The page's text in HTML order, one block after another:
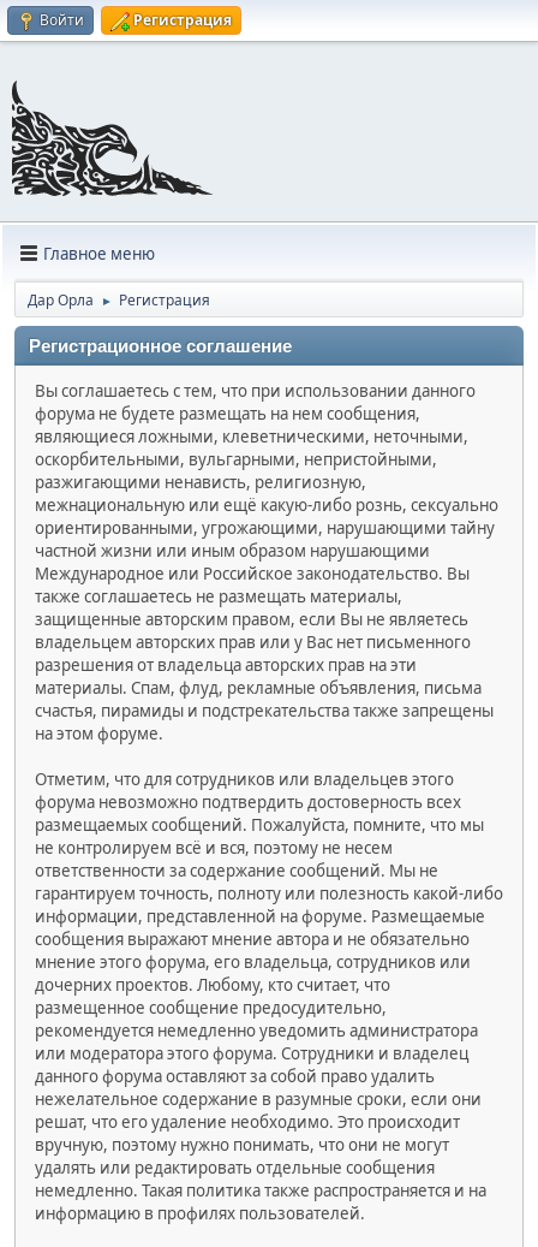
Войти Регистрация
Главное меню
Дар Орла ► Регистрация
Регистрационное соглашение
Вы соглашаетесь с тем, что при использовании данного
форума не будете размещать на нем сообщения,
являющиеся ложными, клеветническими, неточными,
оскорбительными, вульгарными, непристойными,
разжигающими ненависть, религиозную,
межнациональную или ещё какую-либо рознь, сексуально
ориентированными, угрожающими, нарушающими тайну
частной жизни или иным образом нарушающими
Международное или Российское законодательство. Вы
также соглашаетесь не размещать материалы,
защищенные авторским правом, если Вы не являетесь
владельцем авторских прав или у Вас нет письменного
разрешения от владельца авторских прав на эти
материалы. Спам, флуд, рекламные объявления, письма
счастья, пирамиды и подстрекательства также запрещены
на этом форуме.
Отметим, что для сотрудников или владельцев этого
форума невозможно подтвердить достоверность всех
размещаемых сообщений. Пожалуйста, помните, что мы
не контролируем всё и вся, поэтому не несем
ответственности за содержание сообщений. Мы не
гарантируем точность, полноту или полезность какой-либо
информации, представленной на форуме. Размещаемые
сообщения выражают мнение автора и не обязательно
мнение этого форума, его владельца, сотрудников или
дочерних проектов. Любому, кто считает, что
размещенное сообщение предосудительно,
рекомендуется немедленно уведомить администратора
или модератора этого форума. Сотрудники и владелец
данного форума оставляют за собой право удалить
нежелательное содержание в разумные сроки, если они
решат, что его удаление необходимо. Это происходит
вручную, поэтому нужно понимать, что они не могут
удалять или редактировать отдельные сообщения
немедленно. Такая политика также распространяется и на
информацию в профилях пользователей.